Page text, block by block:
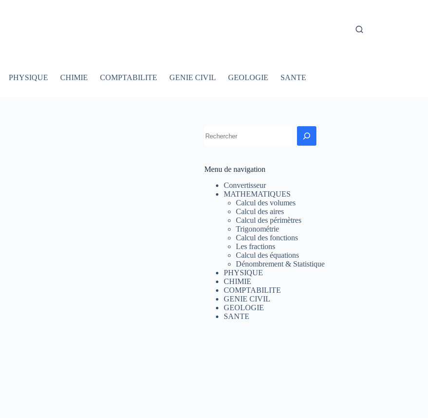
PHYSIQUE CHIMIE COMPTABILITE GENIE CIVIL GEOLOGIE SANTE
Menu de navigation
Convertisseur
MATHEMATIQUES
Calcul des volumes
Calcul des aires
Calcul des périmètres
Trigonométrie
Calcul des fonctions
Les fractions
Calcul des équations
Dénombrement & Statistique
PHYSIQUE
CHIMIE
COMPTABILITE
GENIE CIVIL
GEOLOGIE
SANTE